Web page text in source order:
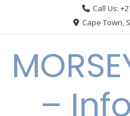
Call Us:
Cape Town,
–